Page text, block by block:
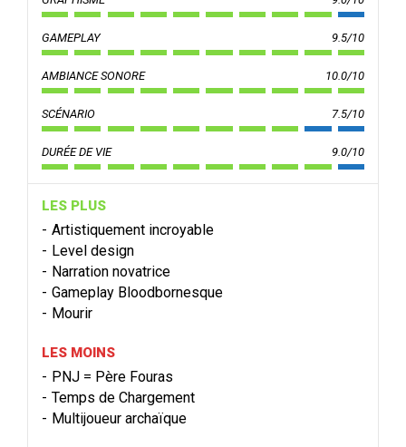
GAMEPLAY 9.5/10
AMBIANCE SONORE 10.0/10
SCÉNARIO 7.5/10
DURÉE DE VIE 9.0/10
LES PLUS
Artistiquement incroyable
Level design
Narration novatrice
Gameplay Bloodbornesque
Mourir
LES MOINS
PNJ = Père Fouras
Temps de Chargement
Multijoueur archaïque